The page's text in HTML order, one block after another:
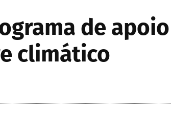
de
climático